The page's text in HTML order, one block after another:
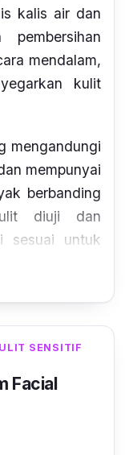
kalis air dan
mendalam,
kulit
mengandungi
mempunyai
berbanding
diuji dan
sesuai untuk
SENSITIF
Facial